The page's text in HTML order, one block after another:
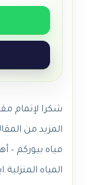
المزيد من
مياه بيوركم –
المياه المنزلية.